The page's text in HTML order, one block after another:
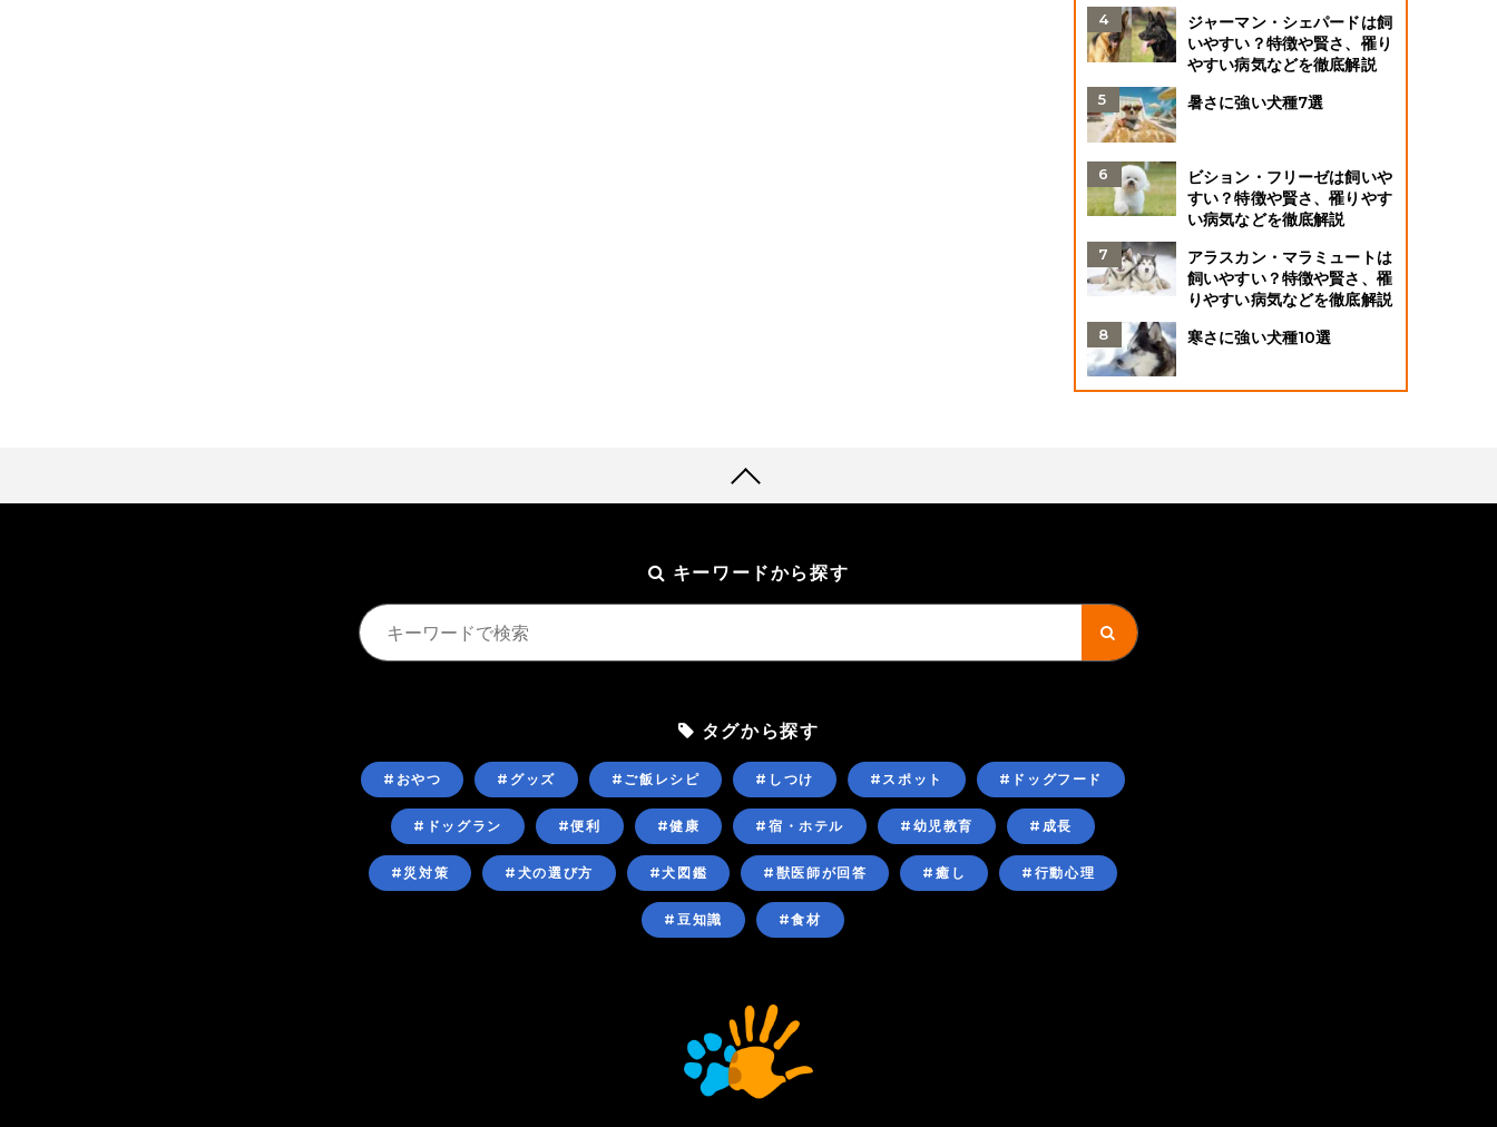
ジャーマン・シェパードは飼
いやすい？特徴や賢さ、罹り
やすい病気などを徹底解説
暑さに強い犬種7選
ビション・フリーゼは飼いや
すい？特徴や賢さ、罹りやす
い病気などを徹底解説
アラスカン・マラミュートは
飼いやすい？特徴や賢さ、罹
りやすい病気などを徹底解説
寒さに強い犬種10選
キーワードから探す
タグから探す
#おやつ #グッズ #ご飯レシピ #しつけ #スポット #ドッグフード
#ドッグラン #便利 #健康 #宿・ホテル #幼児教育 #成長
#災対策 #犬の選び方 #犬図鑑 #獣医師が回答 #癒し #行動心理
#豆知識 #食材